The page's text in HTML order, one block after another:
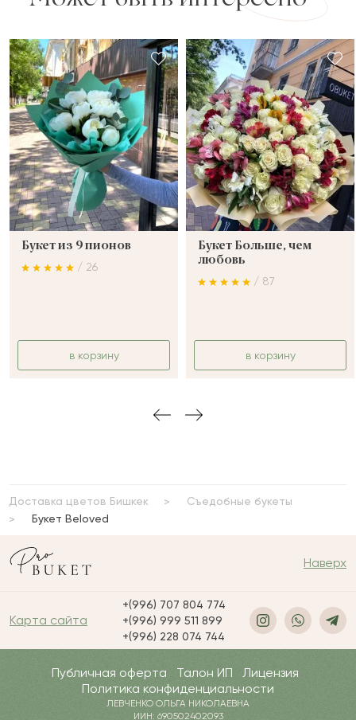
Букет из 9 пионов
/ 26
в корзину
Букет Больше, чем
любовь
/ 87
в корзину
Доставка цветов Бишкек
Съедобные букеты
Букет Beloved
Наверх
Карта сайта
+(996) 707 804 774
+(996) 999 511 899
+(996) 228 074 744
Публичная оферта Талон ИП
Лицензия
Политика конфиденциальности
ЛЕВЧЕНКО ОЛЬГА НИКОЛАЕВНА
ИИН: 690502402093